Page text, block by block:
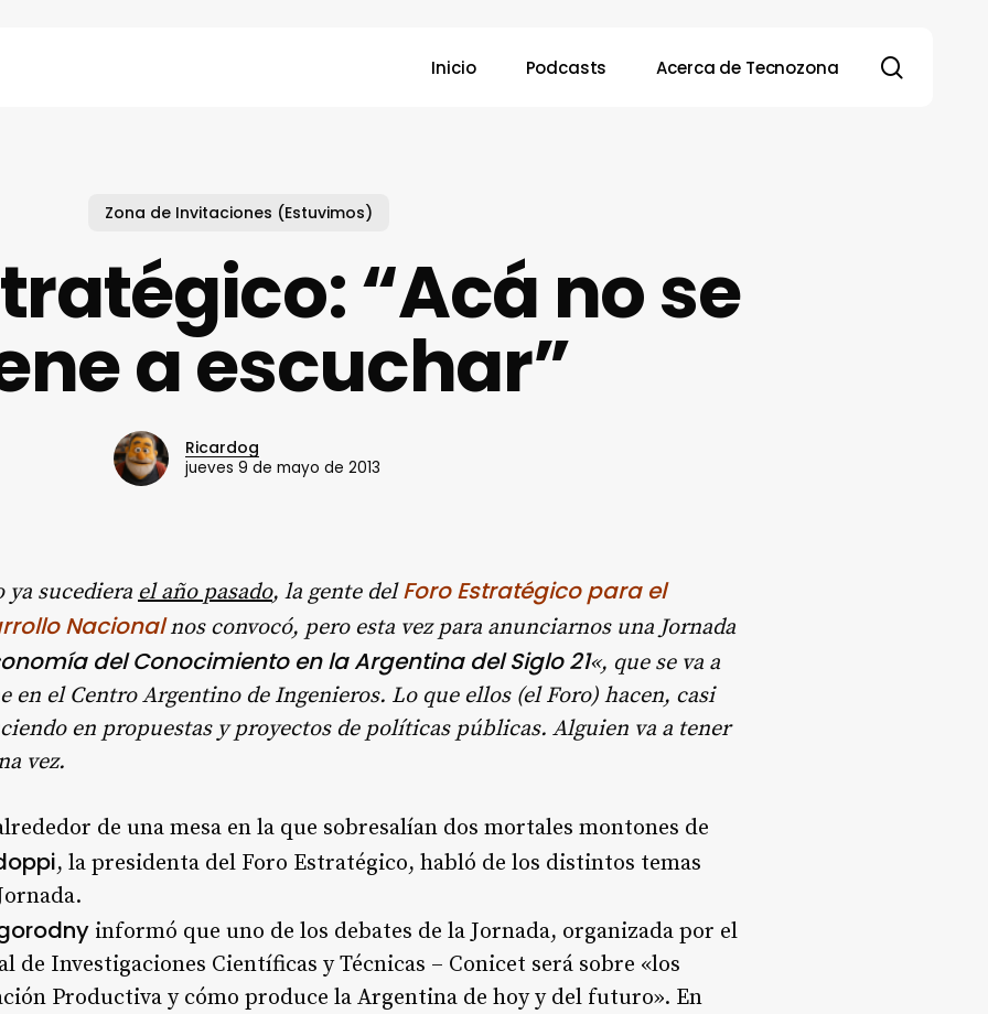
Inicio Podcasts Acerca de Tecnozona
Zona de Invitaciones (Estuvimos)
“Acá no se
a escuchar”
Ricardog
jueves 9 de mayo de 2013
ya sucediera el año pasado, la gente delForo Estratégico para el
Nacional nos convocó, pero esta vez para anunciarnos una Jornada
del Conocimiento en la Argentina del Siglo 21«, que se va a
en el Centro Argentino de Ingenieros. Lo que ellos (el Foro) hacen, casi
en propuestas y proyectos de políticas públicas. Alguien va a tener
vez.
de una mesa en la que sobresalían dos mortales montones de
, la presidenta del Foro Estratégico, habló de los distintos temas
informó que uno de los debates de la Jornada, organizada por el
de Investigaciones Científicas y Técnicas – Conicet será sobre «los
Productiva y cómo produce la Argentina de hoy y del futuro». En